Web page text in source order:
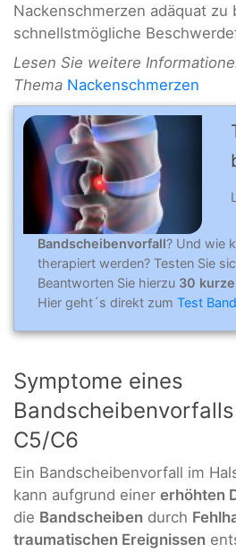
Nackenschmerzen adäquat zu
schnellstmögliche
Lesen Sie weitere
Thema Nackenschmerzen
Bandscheibenvorfall? Und wie
therapiert werden? Testen Sie
Beantworten Sie hierzu 30
Hier geht´s direkt zum Test
Symptome eines
C5/C6
Ein Bandscheibenvorfall im
kann aufgrund einer erhöhten
die Bandscheiben durch
traumatischen Ereignissen